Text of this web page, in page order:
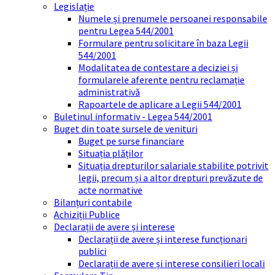
Legislație
Numele și prenumele persoanei responsabile
pentru Legea 544/2001
Formulare pentru solicitare în baza Legii
544/2001
Modalitatea de contestare a deciziei și
formularele aferente pentru reclamație
administrativă
Rapoartele de aplicare a Legii 544/2001
Buletinul informativ - Legea 544/2001
Buget din toate sursele de venituri
Buget pe surse financiare
Situația plăților
Situația drepturilor salariale stabilite potrivit
legii, precum și a altor drepturi prevăzute de
acte normative
Bilanțuri contabile
Achiziții Publice
Declarații de avere și interese
Declarații de avere și interese funcționari
publici
Declarații de avere și interese consilieri locali